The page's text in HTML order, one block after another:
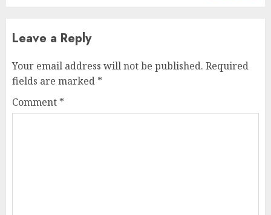
Leave a Reply
Your email address will not be published. Required
fields are marked *
Comment *